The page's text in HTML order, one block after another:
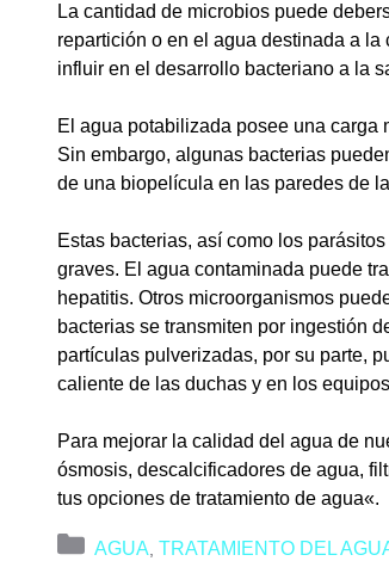
La cantidad de microbios puede
repartición o en el agua destinada a
influir en el desarrollo bacteriano a la
El agua potabilizada posee una carga
Sin embargo, algunas bacterias
de una biopelícula en las paredes de
Estas bacterias, así como los
graves. El agua contaminada puede
hepatitis. Otros microorganismos
bacterias se transmiten por ingestión
partículas pulverizadas, por su parte,
caliente de las duchas y en los
Para mejorar la calidad del agua de
ósmosis, descalcificadores de agua,
tus opciones de tratamiento de agua«.
Categorías
AGUA, TRATAMIENTO DEL